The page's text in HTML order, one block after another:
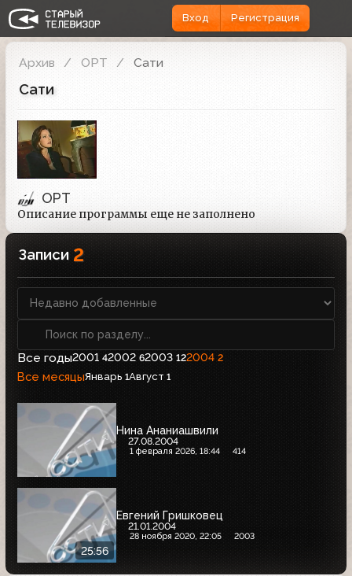
Вход Регистрация
Архив ОРТ Сати
Сати
ОРТ
Описание программы еще не заполнено
Записи 2
Все годы2001 42002 62003 122004 2
Все месяцыЯнварь 1Август 1
Нина Ананиашвили
27.08.2004
1 февраля 2026, 18:44 414
25:56
Евгений Гришковец
21.01.2004
28 ноября 2020, 22:05 2003